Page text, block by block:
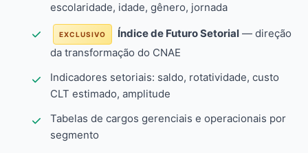
escolaridade, idade, gênero, jornada
EXCLUSIVO Índice de Futuro Setorial — direção
da transformação do CNAE
Indicadores setoriais: saldo, rotatividade, custo
CLT estimado, amplitude
Tabelas de cargos gerenciais e operacionais por
segmento